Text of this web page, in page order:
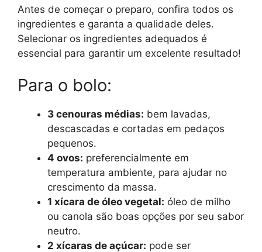
Antes de começar o preparo, confira todos os
ingredientes e garanta a qualidade deles.
Selecionar os ingredientes adequados é
essencial para garantir um excelente resultado!
Para o bolo:
3 cenouras médias: bem lavadas,
descascadas e cortadas em pedaços
pequenos.
4 ovos: preferencialmente em
temperatura ambiente, para ajudar no
crescimento da massa.
1 xícara de óleo vegetal: óleo de milho
ou canola são boas opções por seu sabor
neutro.
2 xícaras de açúcar: pode ser